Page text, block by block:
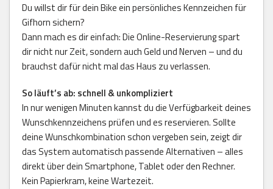
Du willst dir für dein Bike ein persönliches Kennzeichen für
Gifhorn sichern?
Dann mach es dir einfach: Die Online-Reservierung spart
dir nicht nur Zeit, sondern auch Geld und Nerven – und du
brauchst dafür nicht mal das Haus zu verlassen.
So läuft’s ab: schnell & unkompliziert
In nur wenigen Minuten kannst du die Verfügbarkeit deines
Wunschkennzeichens prüfen und es reservieren. Sollte
deine Wunschkombination schon vergeben sein, zeigt dir
das System automatisch passende Alternativen – alles
direkt über dein Smartphone, Tablet oder den Rechner.
Kein Papierkram, keine Wartezeit.